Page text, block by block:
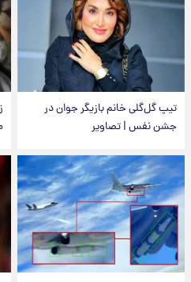
تیپ گل‌گلی خانم بازیگر جوان در
جشن نفس | تصاویر